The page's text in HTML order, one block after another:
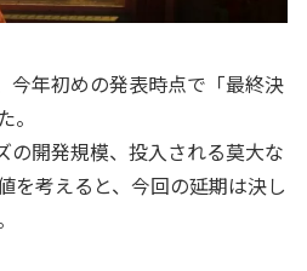
今年初めの発表時点で「最終決
の開発規模、投入される莫大な
を考えると、今回の延期は決し